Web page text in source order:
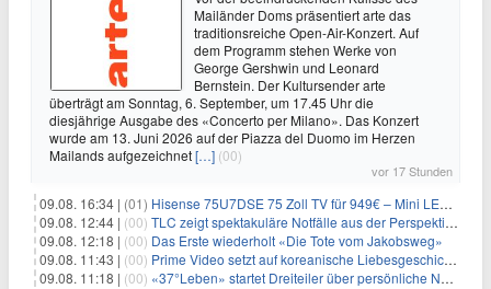
Mailänder Doms präsentiert arte das
traditionsreiche Open-Air-Konzert. Auf
dem Programm stehen Werke von
George Gershwin und Leonard
Bernstein. Der Kultursender arte
überträgt am Sonntag, 6. September, um 17.45 Uhr die
diesjährige Ausgabe des «Concerto per Milano». Das Konzert
wurde am 13. Juni 2026 auf der Piazza del Duomo im Herzen
Mailands aufgezeichnet[…] (00)
vor 17 Stunden
09.08. 16:34 | (01) Hisense 75U7DSE 75 Zoll TV für 949€ – Mini LED, 144Hz, 2026
09.08. 12:44 | (00) TLC zeigt spektakuläre Notfälle aus der Perspektive der Patienten
09.08. 12:18 | (00) Das Erste wiederholt «Die Tote vom Jakobsweg»
09.08. 11:43 | (00) Prime Video setzt auf koreanische Liebesgeschichte
09.08. 11:18 | (00) «37°Leben» startet Dreiteiler über persönliche Neuanfänge